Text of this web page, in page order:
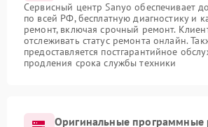
Сервисный центр Sanyo обеспечивает
по всей РФ, бесплатную диагностику и
ремонт, включая срочный ремонт.
отслеживать статус ремонта онлайн.
предоставляется постгарантийное
продления срока службы техники
Оригинальные программные